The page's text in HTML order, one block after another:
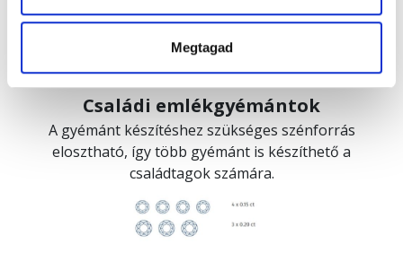
Megtagad
Családi emlékgyémántok
A gyémánt készítéshez szükséges szénforrás
elosztható, így több gyémánt is készíthető a
családtagok számára.